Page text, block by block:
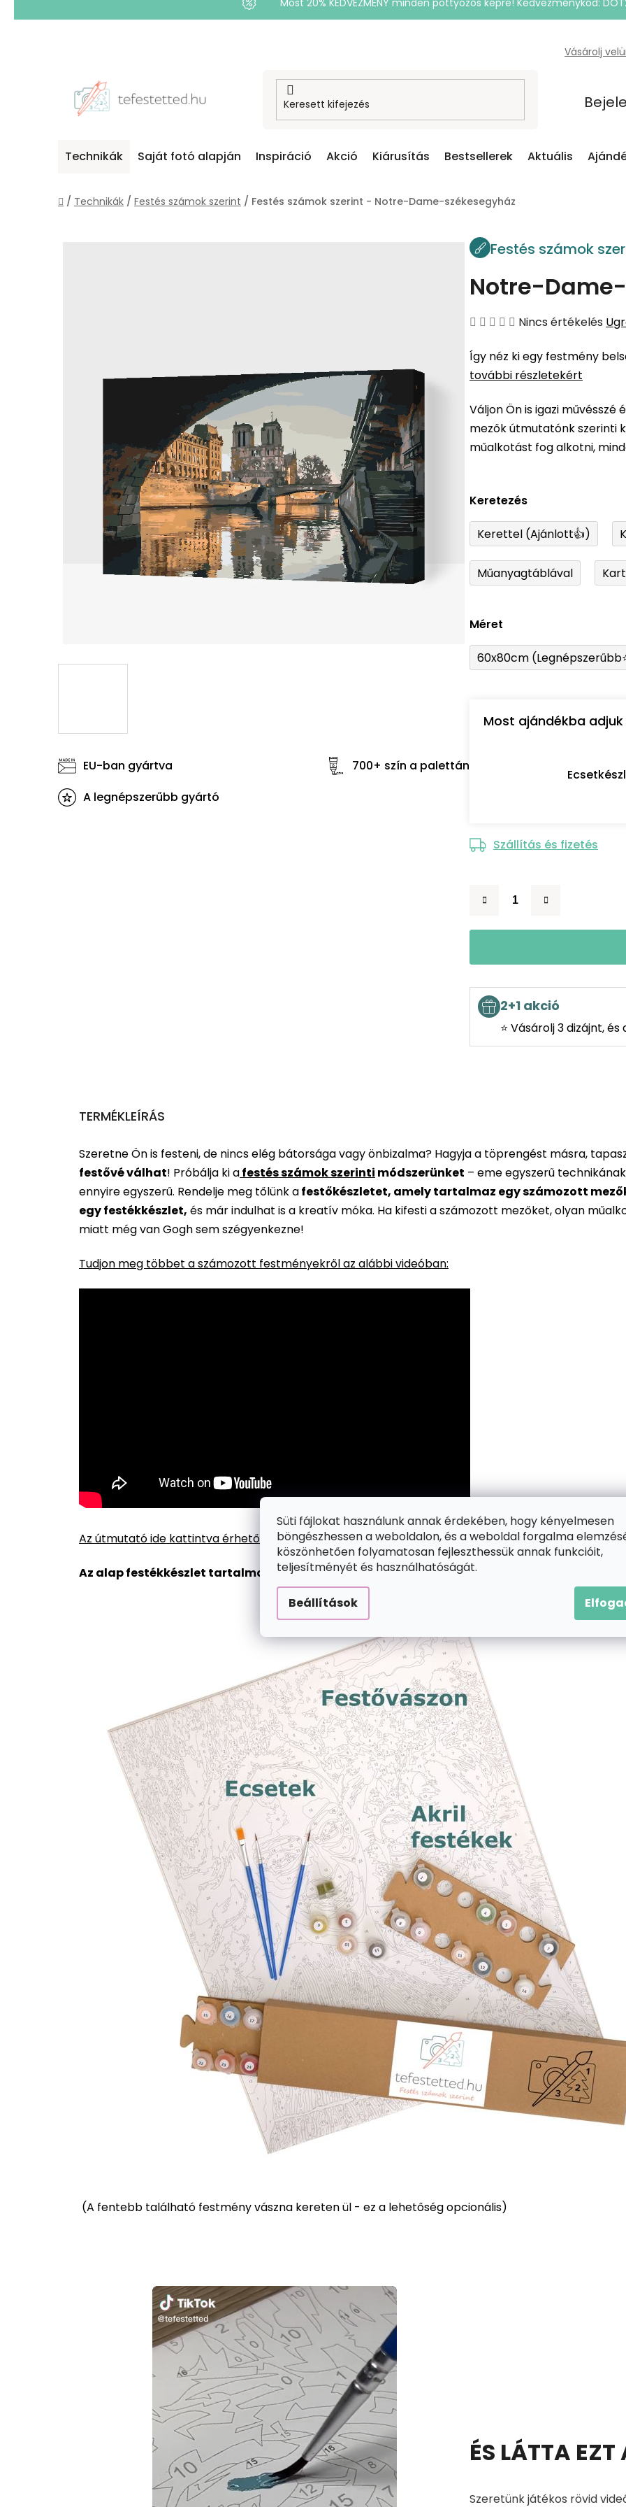
Süti fájlokat használunk annak érdekében, hogy kényelmesen
böngészhessen a weboldalon, és a weboldal forgalma
köszönhetően folyamatosan fejleszthessük annak funkcióit,
teljesítményét és használhatóságát.
Beállítások
Most 20% KEDVEZMÉNY minden pöttyözős képre! Kedvezménykód:
Vásárolj
Technikák Saját fotó alapján Inspiráció Akció Kiárusítás Bestsellerek Aktuális
Kezdőlap
/ Technikák / Festés számok szerint / Festés számok szerint - Notre-Dame-székesegyház
Festés számok
Notre-
A
átlagos
értékelése
ből
0,0
csillag.
Nincs értékelés
Így néz ki egy festmény
további részletekért
Váljon Ön is igazi
mezők útmutatónk szerinti
műalkotást fog alkotni,
Keretezés
Kerettel (Ajánlott👍)
Műanyagtáblával
Méret
60x80cm
Most ajándékba
Szállítás és fizetés
2+1 akció
⭐ Vásárolj 3 dizájnt,
EU-ban gyártva
700+ szín a palettán
A legnépszerűbb gyártó
TERMÉKLEÍRÁS
Szeretne Ön is festeni, de nincs elég bátorsága vagy önbizalma? Hagyja a töprengést másra,
festővé válhat! Próbálja ki afestés számok szerinti módszerünket – eme egyszerű
ennyire egyszerű. Rendelje meg tőlünk afestőkészletet, amely tartalmaz egy számozott
egy festékkészlet, és már indulhat is a kreatív móka. Ha kifesti a számozott mezőket, olyan
miatt még van Gogh sem szégyenkezne!
Tudjon meg többet a számozott festményekről az alábbi videóban:
Az útmutató ide kattintva érhető el.
Az alap festékkészlet tartalma:
(A fentebb található festmény vászna kereten ül - ez a lehetőség opcionális)
ÉS LÁTTA
Szeretünk játékos rövid